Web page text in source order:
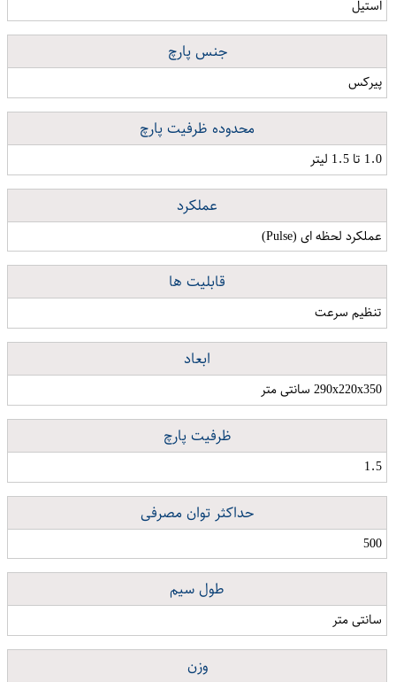
استیل
جنس پارچ
پیرکس
محدوده ظرفیت پارچ
1.0 تا 1.5 لیتر
عملکرد
عملکرد لحظه ای (Pulse)
قابلیت ها
تنظیم سرعت
ابعاد
290x220x350 سانتی متر
ظرفیت پارچ
1.5
حداکثر توان مصرفی
500
طول سیم
سانتی متر
وزن